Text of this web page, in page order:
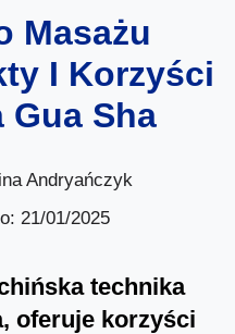
Masażu
I Korzyści
Gua Sha
Andryańczyk
21/01/2025
technika
oferuje korzyści